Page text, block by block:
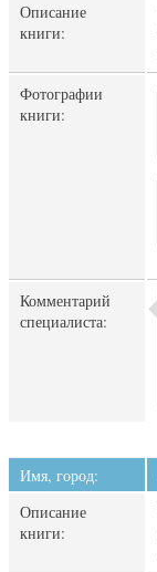
Описание
книги:
Фотографии
книги:
Комментарий
специалиста:
Имя, город:
Описание
книги: